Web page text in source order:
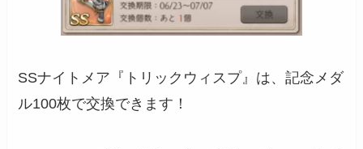
SSナイトメア『トリックウィスプ』は、記念メダ
ル100枚で交換できます！